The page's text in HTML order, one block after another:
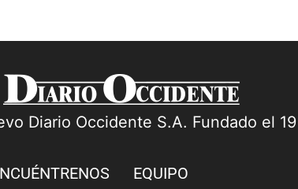
Diario Occidente S.A. Fundado el
EQUIPO